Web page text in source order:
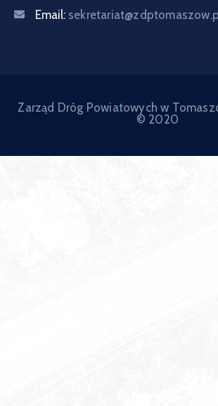
Email:
Zarząd Dróg Powiatowych w
© 2020